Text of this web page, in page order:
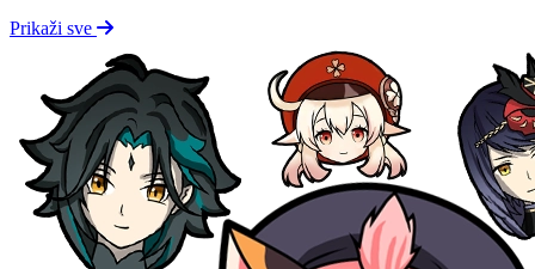
Prikaži sve